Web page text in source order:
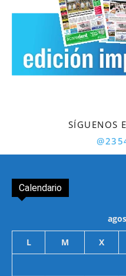
SÍGUENOS
Calendario
L M X